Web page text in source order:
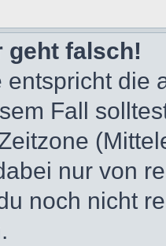
geht falsch!
entspricht die
Fall
nur von
noch nicht